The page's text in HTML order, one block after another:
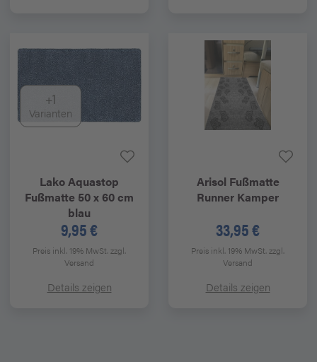
+1
Varianten
LakoAquastop
Fußmatte 50 x 60 cm
blau
9,95 €
Preis inkl. 19% MwSt.zzgl.
Versand
Details zeigen
Arisol Fußmatte
Runner Kamper
33,95 €
Preis inkl. 19% MwSt.zzgl.
Versand
Details zeigen